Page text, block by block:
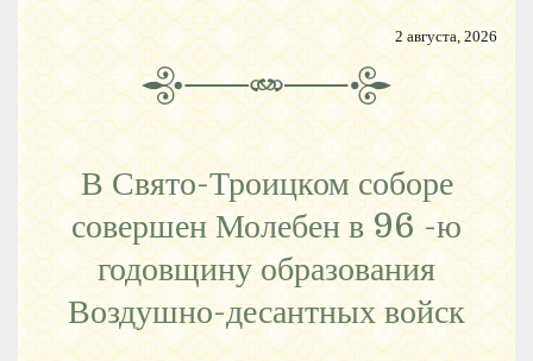
2 августа, 2026
В Свято-Троицком соборе
совершен Молебен в 96 -ю
годовщину образования
Воздушно-десантных войск